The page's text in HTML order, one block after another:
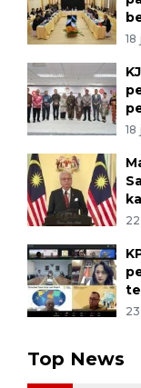
Top News